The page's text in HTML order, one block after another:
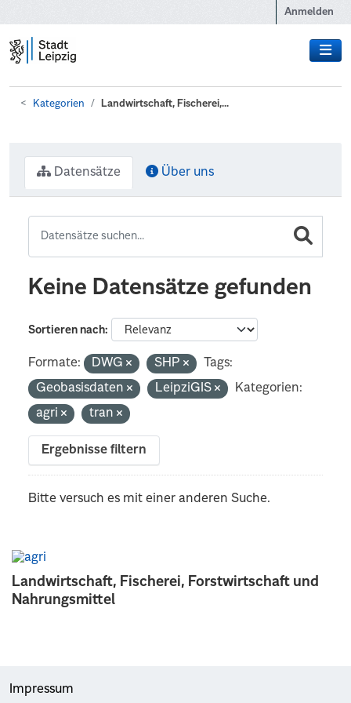
Anmelden
Kategorien Landwirtschaft, Fischerei,...
Landwirtschaft, Fischerei, Forstwirtschaft und
Nahrungsmittel
Datensätze Über uns
Keine Datensätze gefunden
Sortieren nach
Formate: DWG SHP
Tags:
Geobasisdaten
LeipziGIS
Kategorien:
agri
tran
Ergebnisse filtern
Bitte versuch es mit einer anderen Suche.
Impressum